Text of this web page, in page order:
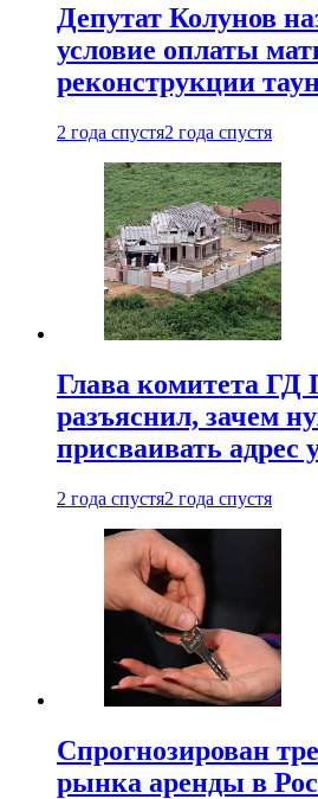
Депутат Колунов
условие оплаты
реконструкции
2 года спустя2 года спустя
Глава комитета ГД
разъяснил, зачем
присваивать адрес
2 года спустя2 года спустя
Спрогнозирован
рынка аренды в